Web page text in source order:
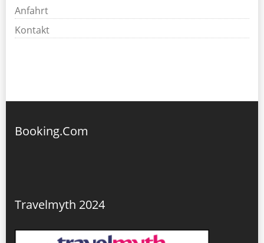
Anfahrt
Kontakt
Booking.Com
Travelmyth 2024